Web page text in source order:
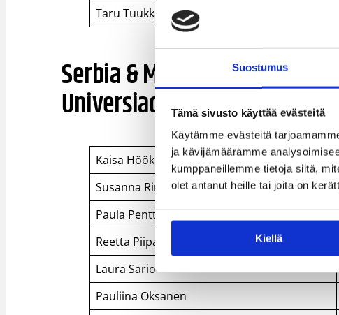
Suostumus
Tämä sivusto käyttää evästeitä
Käytämme evästeitä
ja kävijämäärämme
kumppaneillemme tietoja siitä,
olet antanut heille tai joita on
Kiellä
Taru Tuukkanen
Serbia & Montenegro –
Universiadi-alkusarjaa,
Kaisa Höök
Susanna Rinta
Paula Penttilä
Reetta Piipari
Laura Sario
Pauliina Oksanen